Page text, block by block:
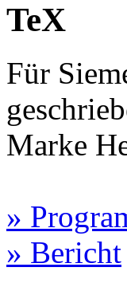
TeX
Für
Marke
»
» Bericht